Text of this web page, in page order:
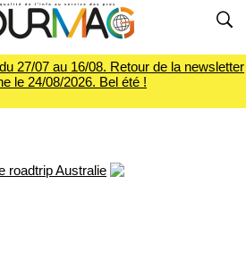
27/07 au 16/08. Retour de la newsletter
le 24/08/2026. Bel été !